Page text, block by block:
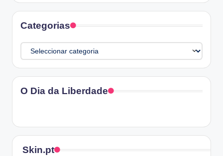
Categorias
Categorias
O Dia da Liberdade
Skin.pt